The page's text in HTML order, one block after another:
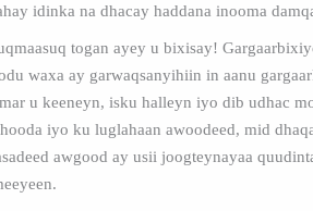
idinka na dhacay haddana inooma
togan ayey u bixisay!
waxa ay garwaqsanyihiin in aanu
u keeneyn, isku halleyn iyo dib udhac
iyo ku luglahaan awoodeed, mid
awgood ay usii joogteynayaa